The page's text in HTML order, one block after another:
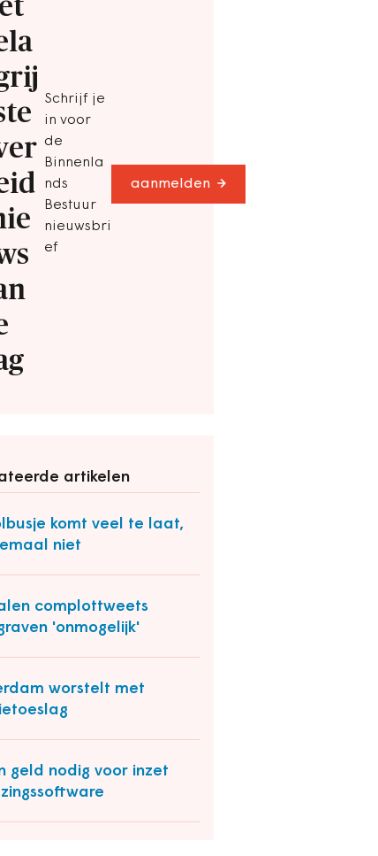
Schrijf je
in voor
de
Binnenla
nds
Bestuur
nieuwsbri
ef
aanmelden
artikelen
komt veel te laat,
niet
complottweets
'onmogelijk'
worstelt met
geld nodig voor inzet